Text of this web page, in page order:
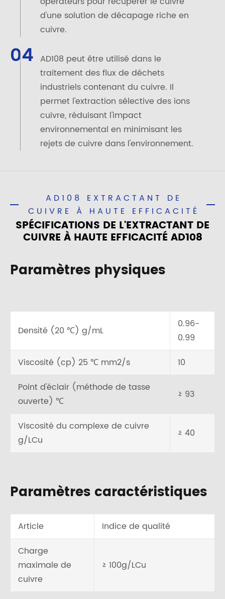
d'une solution de décapage riche en
cuivre.
04 AD108 peut être utilisé dans le
traitement des flux de déchets
industriels contenant du cuivre. Il
permet l'extraction sélective des ions
cuivre, réduisant l'impact
environnemental en minimisant les
rejets de cuivre dans l'environnement.
AD108 EXTRACTANT DE
CUIVRE À HAUTE EFFICACITÉ
SPÉCIFICATIONS DE L'EXTRACTANT DE
CUIVRE À HAUTE EFFICACITÉ AD108
Paramètres physiques
Densité (20 ℃) g/mL
0.96-
0.99
Viscosité (cp) 25 ℃ mm2/s
10
Point d'éclair (méthode de tasse
ouverte) ℃
≥ 93
Viscosité du complexe de cuivre
g/LCu
≥ 40
Paramètres caractéristiques
Article
Indice de qualité
Charge
maximale de
cuivre
≥ 100g/LCu